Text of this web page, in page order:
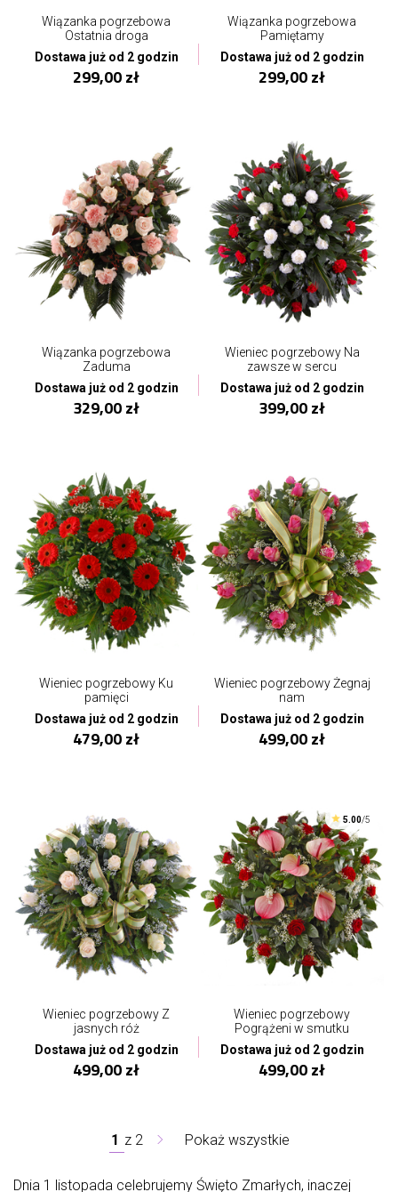
Wiązanka pogrzebowa
Ostatnia droga
Dostawa już od 2 godzin
299,00 zł
Wiązanka pogrzebowa
Pamiętamy
Dostawa już od 2 godzin
299,00 zł
Wiązanka pogrzebowa
Zaduma
Dostawa już od 2 godzin
329,00 zł
Wieniec pogrzebowy Na
zawsze w sercu
Dostawa już od 2 godzin
399,00 zł
Wieniec pogrzebowy Ku
pamięci
Dostawa już od 2 godzin
479,00 zł
Wieniec pogrzebowy Żegnaj
nam
Dostawa już od 2 godzin
499,00 zł
Wieniec pogrzebowy Z
jasnych róż
Dostawa już od 2 godzin
499,00 zł
5.00/5
Wieniec pogrzebowy
Pogrążeni w smutku
Dostawa już od 2 godzin
499,00 zł
1 z 2 Pokaż wszystkie
Dnia 1 listopada celebrujemy Święto Zmarłych, inaczej